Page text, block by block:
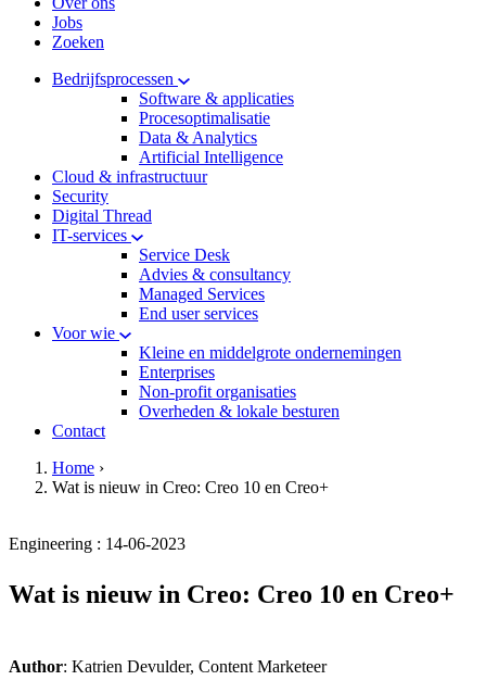
Jobs
Zoeken
Bedrijfsprocessen
Software & applicaties
Procesoptimalisatie
Data & Analytics
Artificial Intelligence
Cloud & infrastructuur
Security
Digital Thread
IT-services
Service Desk
Advies & consultancy
Managed Services
End user services
Voor wie
Kleine en middelgrote ondernemingen
Enterprises
Non-profit organisaties
Overheden & lokale besturen
Contact
hamburger
Kruimelpad
Home ›
Wat is nieuw in Creo: Creo 10 en Creo+
Engineering : 14-06-2023
Wat is nieuw in Creo: Creo 10 en Creo+
Author: Katrien Devulder, Content Marketeer